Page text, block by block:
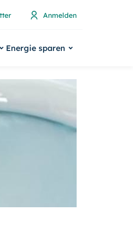
Anmelden
Energie sparen